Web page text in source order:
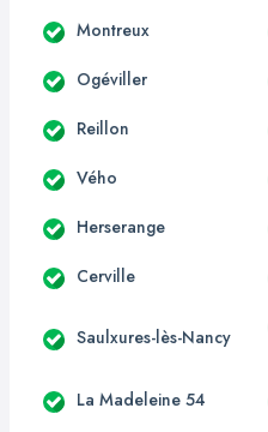
Montreux
Ogéviller
Reillon
Vého
Herserange
Cerville
Saulxures-lès-Nancy
La Madeleine 54